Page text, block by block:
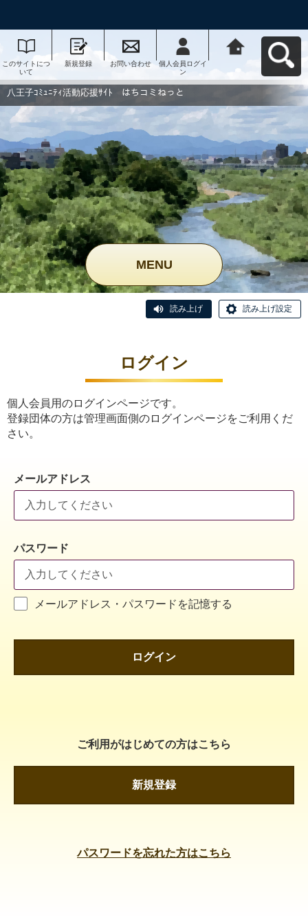
このサイトにつ
いて
新規登録 お問い合わせ
個人会員ログイ
ン
動応援ｻｲﾄ はち
コミねっとへ戻
八王子ｺﾐｭﾆﾃｨ活動応援ｻｲﾄ はちコミねっと
MENU
読み上げ 読み上げ設定
ログイン
個人会員用のログインページです。
登録団体の方は管理画面側のログインページをご利用くだ
さい。
メールアドレス
パスワード
メールアドレス・パスワードを記憶する
ログイン
ご利用がはじめての方はこちら
新規登録
パスワードを忘れた方はこちら